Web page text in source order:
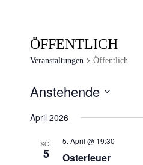
ÖFFENTLICH
Veranstaltungen Öffentlich
Anstehende
wählen.
April 2026
SO.
5
5. April @ 19:30
Osterfeuer